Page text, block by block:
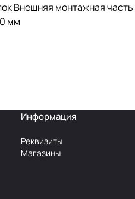
Внешняя монтажная
мм
Информация
Реквизиты
Магазины